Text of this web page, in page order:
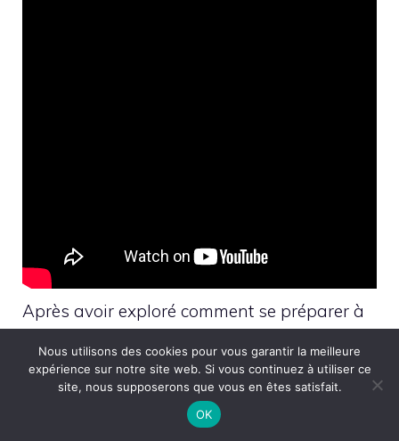
Après avoir exploré comment se préparer à
son insertion, il est tout aussi crucial
d’aborder l’entretien de cet outil pendant le
cycle. Un entretien adéquat garantit non
Nous utilisons des cookies pour vous garantir la meilleure
expérience sur notre site web. Si vous continuez à utiliser ce
site, nous supposerons que vous en êtes satisfait.
OK